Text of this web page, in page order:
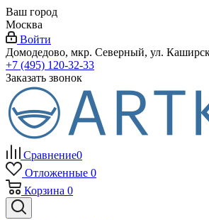
Ваш город
Москва
Войти
Домодедово, мкр. Северный, ул.
+7 (495) 120-32-33
Заказать звонок
Сравнение0
Отложенные 0
Корзина 0